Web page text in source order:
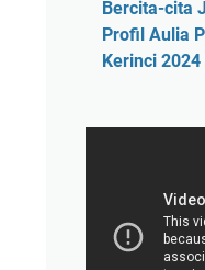
Bercita-cita
Profil Aulia
Kerinci 2024